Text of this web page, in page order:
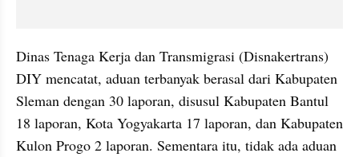
Dinas Tenaga Kerja dan Transmigrasi (Disnakertrans)
DIY mencatat, aduan terbanyak berasal dari Kabupaten
Sleman dengan 30 laporan, disusul Kabupaten Bantul
18 laporan, Kota Yogyakarta 17 laporan, dan Kabupaten
Kulon Progo 2 laporan. Sementara itu, tidak ada aduan